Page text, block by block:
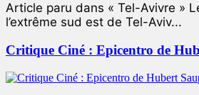
Article paru dans « Tel-Avivre »
l’extrême sud est de Tel-Aviv...
Critique Ciné : Epicentro de